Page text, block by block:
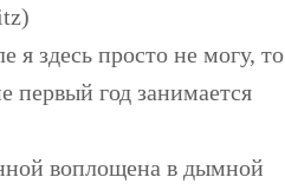
здесь просто не могу, то
первый год занимается
воплощена в дымной